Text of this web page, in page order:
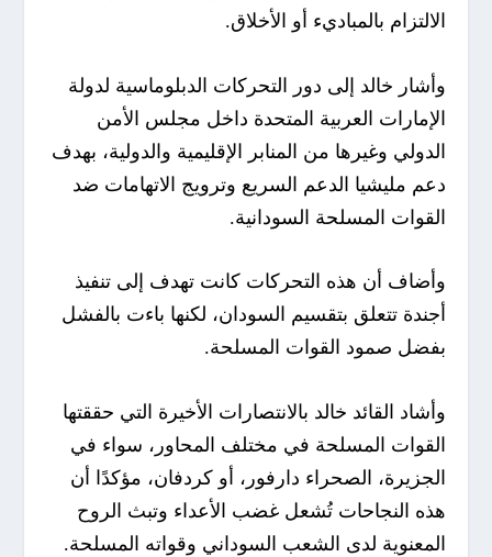
الالتزام بالمباديء أو الأخلاق.
وأشار خالد إلى دور التحركات الدبلوماسية لدولة
الإمارات العربية المتحدة داخل مجلس الأمن
الدولي وغيرها من المنابر الإقليمية والدولية، بهدف
دعم مليشيا الدعم السريع وترويج الاتهامات ضد
القوات المسلحة السودانية.
وأضاف أن هذه التحركات كانت تهدف إلى تنفيذ
أجندة تتعلق بتقسيم السودان، لكنها باءت بالفشل
بفضل صمود القوات المسلحة.
وأشاد القائد خالد بالانتصارات الأخيرة التي حققتها
القوات المسلحة في مختلف المحاور، سواء في
الجزيرة، الصحراء دارفور، أو كردفان، مؤكدًا أن
هذه النجاحات تُشعل غضب الأعداء وتبث الروح
المعنوية لدى الشعب السوداني وقواته المسلحة.